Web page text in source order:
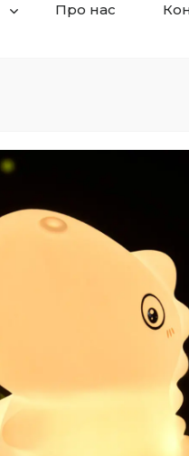
Про нас